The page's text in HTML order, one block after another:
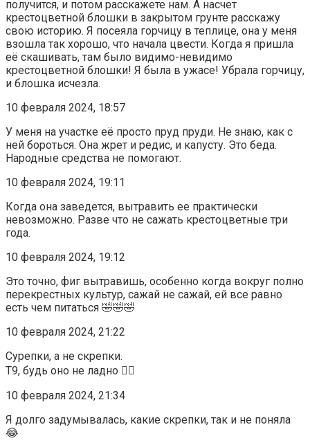
получится, и потом расскажете нам. А насчет
крестоцветной блошки в закрытом грунте расскажу
свою историю. Я посеяла горчицу в теплице, она у меня
взошла так хорошо, что начала цвести. Когда я пришла
её скашивать, там было видимо-невидимо
крестоцветной блошки! Я была в ужасе! Убрала горчицу,
и блошка исчезла.
10 февраля 2024, 18:57
У меня на участке её просто пруд пруди. Не знаю, как с
ней бороться. Она жрет и редис, и капусту. Это беда.
Народные средства не помогают.
10 февраля 2024, 19:11
Когда она заведется, вытравить ее практически
невозможно. Разве что не сажать крестоцветные три
года.
10 февраля 2024, 19:12
Это точно, фиг вытравишь, особенно когда вокруг полно
перекрестных культур, сажай не сажай, ей все равно
есть чем питаться 🤣🤣🤣
10 февраля 2024, 21:22
Сурепки, а не скрепки.
Т9, будь оно не ладно 🤦‍♀️
10 февраля 2024, 21:34
Я долго задумывалась, какие скрепки, так и не поняла
😂